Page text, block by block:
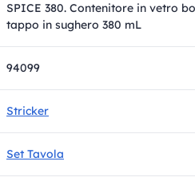
SPICE 380. Contenitore in vetro
tappo in sughero 380 mL
94099
Stricker
Set Tavola